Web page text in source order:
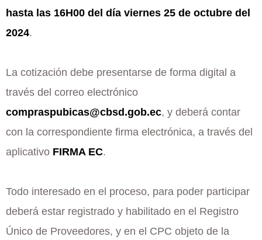
hasta las 16H00 del día viernes 25 de octubre del
2024.
La cotización debe presentarse de forma digital a
través del correo electrónico
compraspubicas@cbsd.gob.ec, y deberá contar
con la correspondiente firma electrónica, a través del
aplicativo FIRMA EC.
Todo interesado en el proceso, para poder participar
deberá estar registrado y habilitado en el Registro
Único de Proveedores, y en el CPC objeto de la